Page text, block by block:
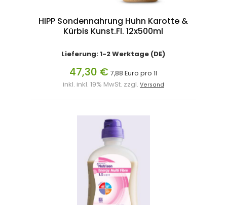
HIPP Sondennahrung Huhn Karotte &
Kürbis Kunst.Fl. 12x500ml
Lieferung: 1-2 Werktage (DE)
47,30 € 7,88 Euro pro 1l
inkl. inkl. 19% MwSt. zzgl. Versand